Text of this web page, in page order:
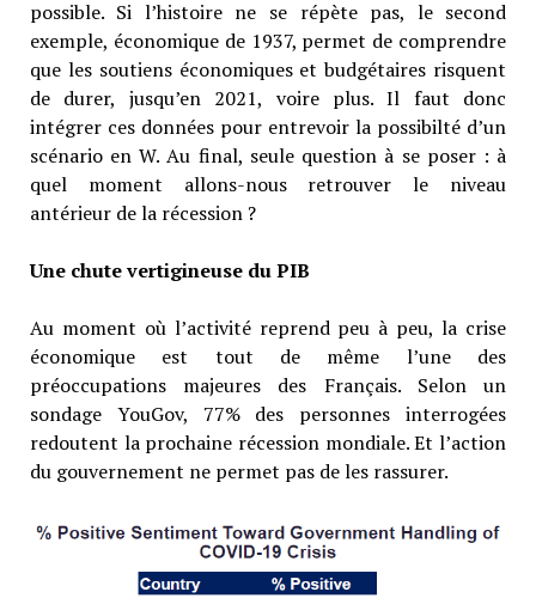
possible. Si l’histoire ne se répète pas, le second
exemple, économique de 1937, permet de comprendre
que les soutiens économiques et budgétaires risquent
de durer, jusqu’en 2021, voire plus. Il faut donc
intégrer ces données pour entrevoir la possibilté d’un
scénario en W. Au final, seule question à se poser : à
quel moment allons-nous retrouver le niveau
antérieur de la récession ?
Une chute vertigineuse du PIB
Au moment où l’activité reprend peu à peu, la crise
économique est tout de même l’une des
préoccupations majeures des Français. Selon un
sondage YouGov, 77% des personnes interrogées
redoutent la prochaine récession mondiale. Et l’action
du gouvernement ne permet pas de les rassurer.